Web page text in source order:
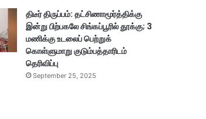
திடீர் திருப்பம்: தட்சிணாமூர்த்திக்கு
இன்று பிற்பகலே சிங்கப்பூரில் தூக்கு; 3
மணிக்கு உடலைப் பெற்றுக்
கொள்ளுமாறு குடும்பத்தாரிடம்
தெரிவிப்பு
September 25, 2025